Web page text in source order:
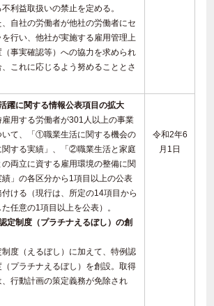
利益取扱いの禁止を定める。
自社の労働者が他社の労働者にセ
を行い、他社が実施する雇用管理上
（事実確認等）への協力を求められ
、これに応じるよう努めることとさ
躍に関する情報公表項目の拡大
用する労働者が301人以上の事業
いて、「①職業生活に関する機会の
関する実績」、「②職業生活と家庭
の両立に資する雇用環境の整備に関
績」の各区分から1項目以上の公表
付ける（現行は、所定の14項目から
任意の1項目以上を公表）。
定制度（プラチナえるぼし）の創
度（えるぼし）に加えて、特例認
（プラチナえるぼし）を創設。取得
、行動計画の策定義務が免除され
令和2年6
月1日